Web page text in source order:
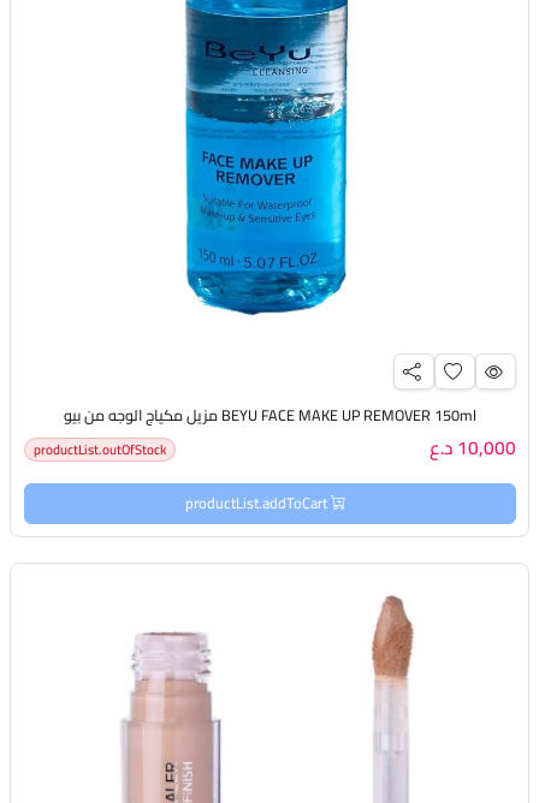
BEYU FACE MAKE UP REMOVER 150ml مزيل مكياج الوجه من بيو
10,000 د.ع productList.outOfStock
productList.addToCart